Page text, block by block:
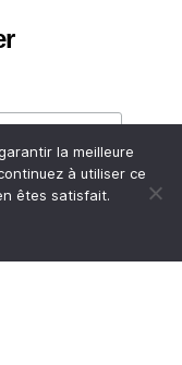
la meilleure
à utiliser ce
êtes satisfait.